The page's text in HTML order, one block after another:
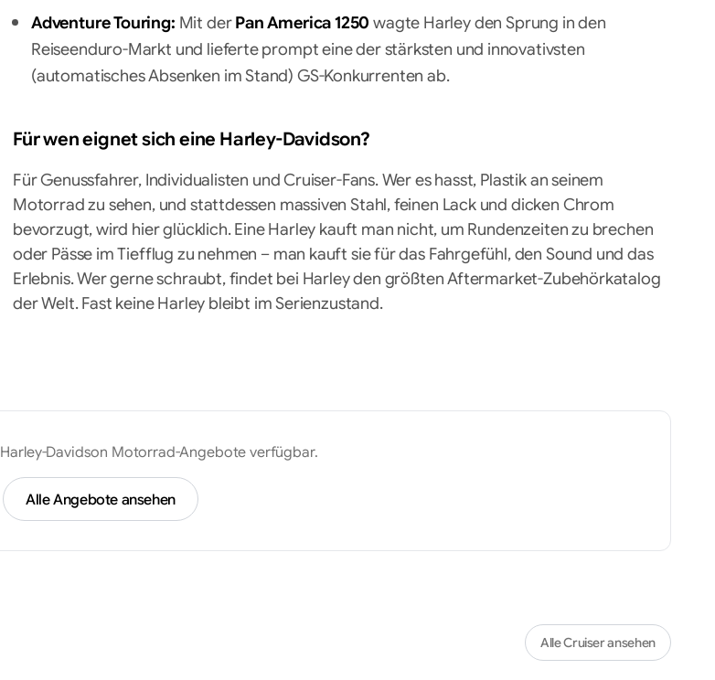
Adventure Touring:Mit derPan America 1250wagte Harley den Sprung in den
Reiseenduro-Markt und lieferte prompt eine der stärksten und innovativsten
(automatisches Absenken im Stand) GS-Konkurrenten ab.
Für wen eignet sich eine Harley-Davidson?
Für Genussfahrer, Individualisten und Cruiser-Fans. Wer es hasst, Plastik an seinem
Motorrad zu sehen, und stattdessen massiven Stahl, feinen Lack und dicken Chrom
bevorzugt, wird hier glücklich. Eine Harley kauft man nicht, um Rundenzeiten zu brechen
oder Pässe im Tiefflug zu nehmen – man kauft sie für das Fahrgefühl, den Sound und das
Erlebnis. Wer gerne schraubt, findet bei Harley den größten Aftermarket-Zubehörkatalog
der Welt. Fast keine Harley bleibt im Serienzustand.
Harley-Davidson Motorrad-Angebote verfügbar.
Alle Angebote ansehen
AlleCruiseransehen